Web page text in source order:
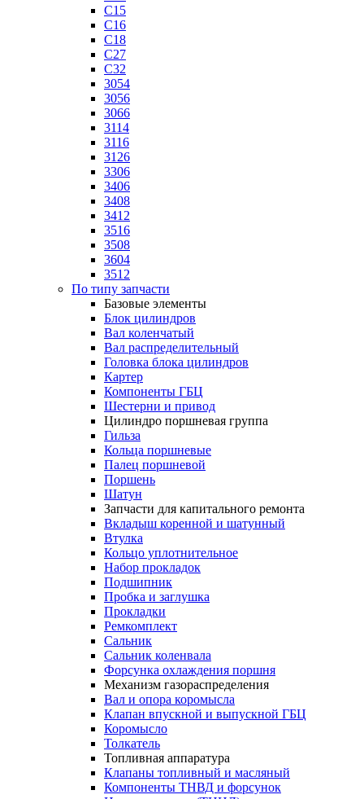
C15
C16
C18
C27
C32
3054
3056
3066
3114
3116
3126
3306
3406
3408
3412
3516
3508
3604
3512
По типу запчасти
Базовые элементы
Блок цилиндров
Вал коленчатый
Вал распределительный
Головка блока цилиндров
Картер
Компоненты ГБЦ
Шестерни и привод
Цилиндро поршневая группа
Гильза
Кольца поршневые
Палец поршневой
Поршень
Шатун
Запчасти для капитального ремонта
Вкладыш коренной и шатунный
Втулка
Кольцо уплотнительное
Набор прокладок
Подшипник
Пробка и заглушка
Прокладки
Ремкомплект
Сальник
Сальник коленвала
Форсунка охлаждения поршня
Механизм газораспределения
Вал и опора коромысла
Клапан впускной и выпускной ГБЦ
Коромысло
Толкатель
Топливная аппаратура
Клапаны топливный и масляный
Компоненты ТНВД и форсунок